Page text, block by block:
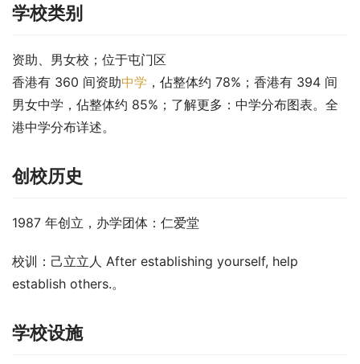
学校类别
资助、男女校；位于屯门区
香港有 360 间资助中学 ，佔整体约 78%；香港有 394 间
男女中学，佔整体约 85%；了解更多：中学分布图表。全
港中学分布详述。
创校历史
1987 年创立，办学团体：仁爱堂
校训：己立立人 After establishing yourself, help
establish others.。
学校设施